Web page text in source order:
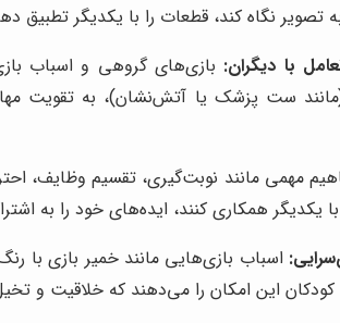
تصویر نگاه کند، قطعات را با یکدیگر تطبیق
با دیگران: بازی‌های گروهی و اسباب
ست پزشک یا آتش‌نشان)، به تقویت
مهمی مانند نوبت‌گیری، تقسیم وظایف،
یکدیگر همکاری کنند، ایده‌های خود را به
اسباب بازی‌هایی مانند خمیر بازی
کودکان این امکان را می‌دهند که خلاقیت و